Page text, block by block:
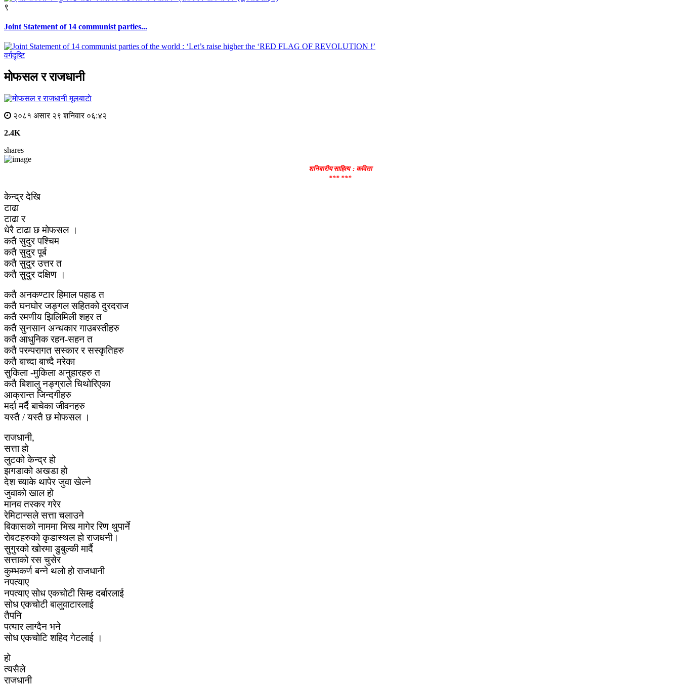
९
Joint Statement of 14 communist parties...
वर्गदृष्टि
मोफसल र राजधानी
मूलबाटाे
२०८१ असार २९ शनिवार ०६:४२
2.4K
shares
शनिबारीय साहित्य : कविता
*** ***
केन्द्र देखि
टाढा
टाढा र
धेरै टाढा छ मोफसल ।
कतै सुदुर पश्चिम
कतै सुदुर पूर्ब
कतै सुदुर उत्तर त
कतै सुदुर दक्षिण ।
कतै अनकण्टार हिमाल पहाड त
कतै घनघोर जङ्गल सहितको दुरदराज
कतै रमणीय झिलिमिली शहर त
कतै सुनसान अन्धकार गाउबस्तीहरु
कतै आधुनिक रहन-सहन त
कतै परम्परागत सस्कार र सस्कृतिहरु
कतै बाच्दा बाच्दै मरेका
सुकिला -मुकिला अनुहारहरु त
कतै बिशालु नङ्ग्राले चिथोरिएका
आक्रान्त जिन्दगीहरु
मर्दा मर्दै बाचेका जीवनहरु
यस्तै / यस्तै छ मोफसल ।
राजधानी,
सत्ता हो
लुटको केन्द्र हो
झगडाको अखडा हो
देश च्याके थापेर जुवा खेल्ने
जुवाको खाल हो
मानव तस्कर गरेर
रेमिटान्सले सत्ता चलाउने
बिकासको नाममा भिख मागेर रिण थुपार्ने
रोबटहरुको कृडास्थल हो राजधनी।
सुगुरको खोरमा डुबुल्की मार्दै
सत्ताको रस चुसेर
कुम्भकर्ण बन्ने थलो हो राजधानी
नपत्याए
नपत्याए सोध एकचोटी सिम्ह दर्बारलाई
सोध एकचोटी बालुवाटारलाई
तैपनि
पत्यार लाग्दैन भने
सोध एकचोटि शहिद गेटलाई ।
हो
त्यसैले
राजधानी